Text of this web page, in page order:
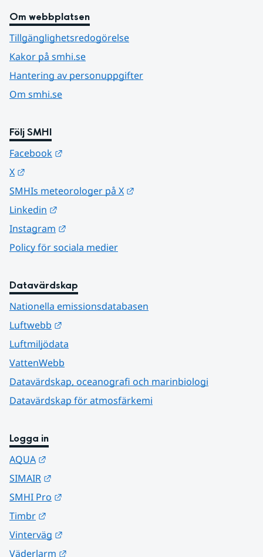
Om webbplatsen
Tillgänglighetsredogörelse
Kakor på smhi.se
Hantering av personuppgifter
Om smhi.se
Följ SMHI
Facebook
X
SMHIs meteorologer på X
Linkedin
Instagram
Policy för sociala medier
Datavärdskap
Nationella emissionsdatabasen
Luftwebb
Luftmiljödata
VattenWebb
Datavärdskap, oceanografi och marinbiologi
Datavärdskap för atmosfärkemi
Logga in
AQUA
SIMAIR
SMHI Pro
Timbr
Vinterväg
Väderlarm